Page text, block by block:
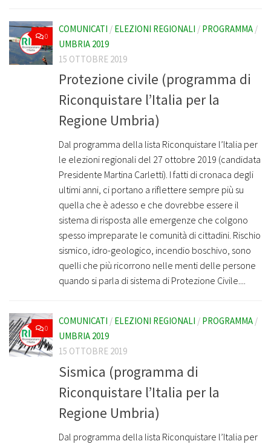
0
COMUNICATI / ELEZIONI REGIONALI / PROGRAMMA /
UMBRIA 2019
15 OTTOBRE 2019
Protezione civile (programma di
Riconquistare l’Italia per la
Regione Umbria)
Dal programma della lista Riconquistare l’Italia per
le elezioni regionali del 27 ottobre 2019 (candidata
Presidente Martina Carletti). I fatti di cronaca degli
ultimi anni, ci portano a riflettere sempre più su
quella che è adesso e che dovrebbe essere il
sistema di risposta alle emergenze che colgono
spesso impreparate le comunità di cittadini. Rischio
sismico, idro-geologico, incendio boschivo, sono
quelli che più ricorrono nelle menti delle persone
quando si parla di sistema di Protezione Civile....
0
COMUNICATI / ELEZIONI REGIONALI / PROGRAMMA /
UMBRIA 2019
15 OTTOBRE 2019
Sismica (programma di
Riconquistare l’Italia per la
Regione Umbria)
Dal programma della lista Riconquistare l’Italia per